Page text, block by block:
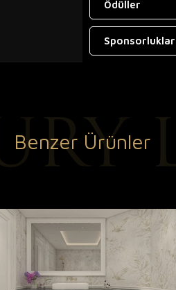
Ödüller
Sponsorluklar
Benzer Ürünler